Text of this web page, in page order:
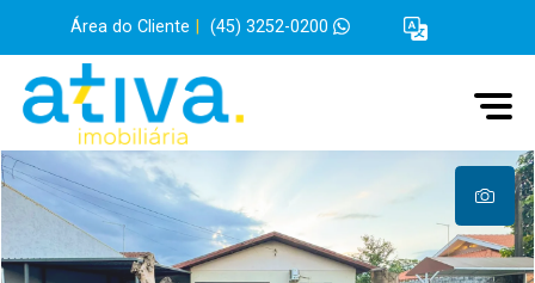
Área do Cliente (45) 3252-0200